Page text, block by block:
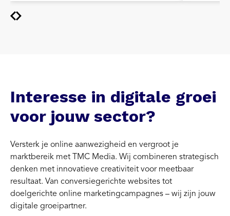
Interesse in digitale groei
voor jouw sector?
Versterk je online aanwezigheid en vergroot je
marktbereik met TMC Media. Wij combineren strategisch
denken met innovatieve creativiteit voor meetbaar
resultaat. Van conversiegerichte websites tot
doelgerichte online marketingcampagnes – wij zijn jouw
digitale groeipartner.